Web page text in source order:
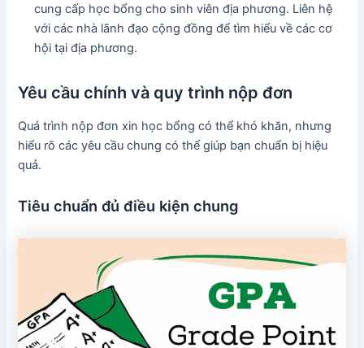
cung cấp học bổng cho sinh viên địa phương. Liên hệ
với các nhà lãnh đạo cộng đồng để tìm hiểu về các cơ
hội tại địa phương.
Yêu cầu chính và quy trình nộp đơn
Quá trình nộp đơn xin học bổng có thể khó khăn, nhưng
hiểu rõ các yêu cầu chung có thể giúp bạn chuẩn bị hiệu
quả.
Tiêu chuẩn đủ điều kiện chung